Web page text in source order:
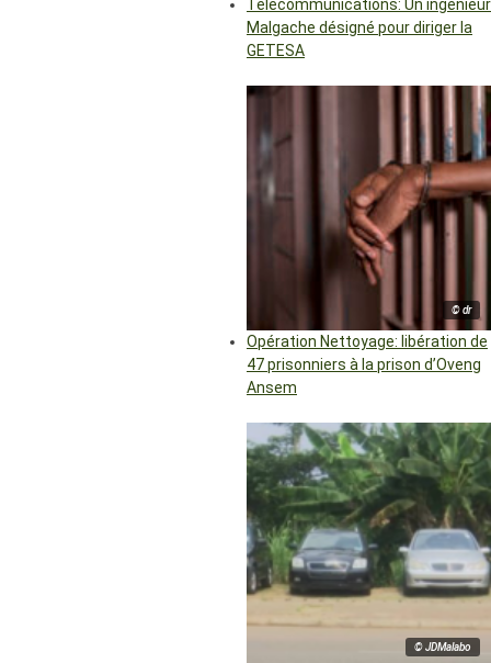
Télécommunications: Un ingénieur
Malgache désigné pour diriger la
GETESA
© dr
Opération Nettoyage: libération de
47 prisonniers à la prison d’Oveng
Ansem
© JDMalabo